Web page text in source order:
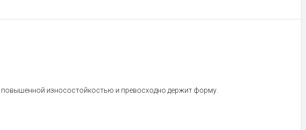
повышенной износостойкостью и превосходно держит форму.